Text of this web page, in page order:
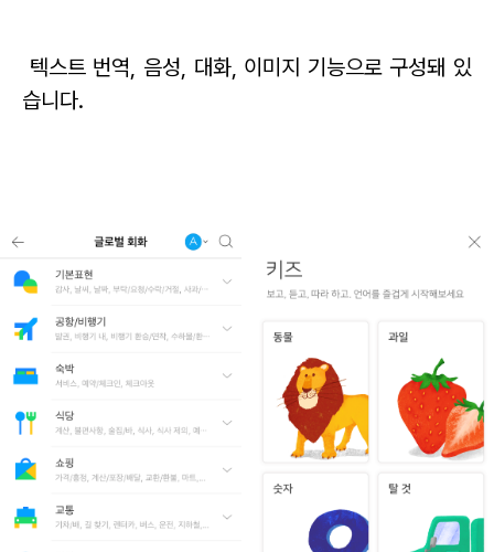
텍스트 번역, 음성, 대화, 이미지 기능으로 구성돼 있
습니다.